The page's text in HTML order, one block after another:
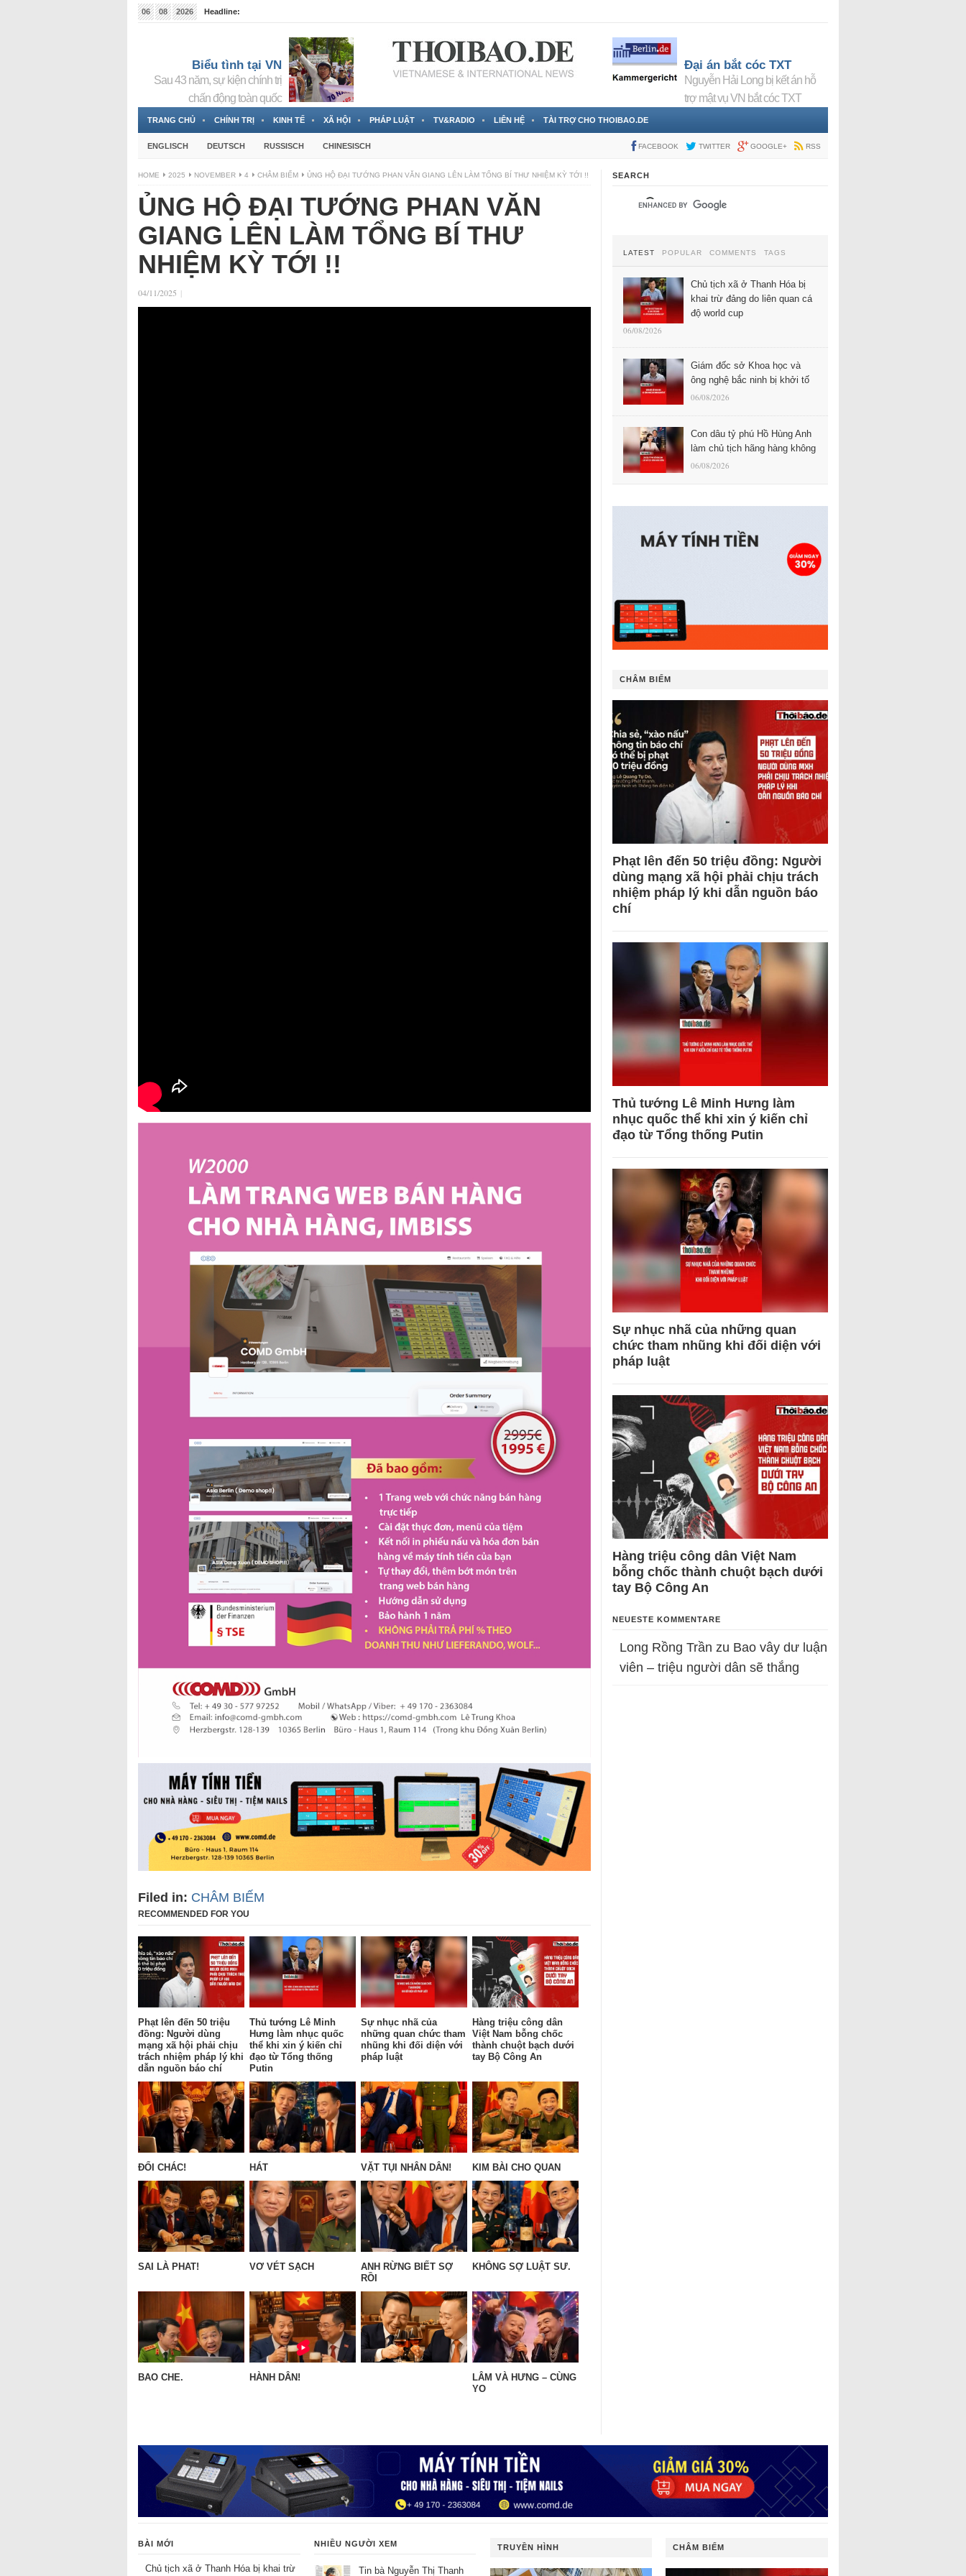
06 08 2026
Headline:
Biểu tình tại VN
Sau 43 năm, sự kiện chính trị
chấn động toàn quốc
Đại án bắt cóc TXT
Nguyễn Hải Long bị kết án hỗ
trợ mật vụ VN bắt cóc TXT
TRANG CHỦ CHÍNH TRỊ KINH TẾ XÃ HỘI PHÁP LUẬT TV&RADIO LIÊN HỆ TÀI TRỢ CHO THOIBAO.DE
ENGLISCH DEUTSCH RUSSISCH CHINESISCH FACEBOOK TWITTER GOOGLE+ RSS
HOME 2025 NOVEMBER 4 CHÂM BIẾM ỦNG HỘ ĐẠI TƯỚNG PHAN VĂN GIANG LÊN LÀM TỔNG BÍ THƯ NHIỆM KỲ TỚI !!
ỦNG HỘ ĐẠI TƯỚNG PHAN VĂN
GIANG LÊN LÀM TỔNG BÍ THƯ
NHIỆM KỲ TỚI !!
04/11/2025 |
Filed in: CHÂM BIẾM
RECOMMENDED FOR YOU
Phạt lên đến 50 triệu
đồng: Người dùng
mạng xã hội phải chịu
trách nhiệm pháp lý khi
dẫn nguồn báo chí
Thủ tướng Lê Minh
Hưng làm nhục quốc
thể khi xin ý kiến chỉ
đạo từ Tổng thống
Putin
Sự nhục nhã của
những quan chức tham
nhũng khi đối diện với
pháp luật
Hàng triệu công dân
Việt Nam bỗng chốc
thành chuột bạch dưới
tay Bộ Công An
ĐỔI CHÁC! HÁT VẶT TỤI NHÂN DÂN! KIM BÀI CHO QUAN
SAI LÀ PHAT! VƠ VÉT SẠCH
ANH RỪNG BIẾT SỢ
RỒI
KHÔNG SỢ LUẬT SƯ.
BAO CHE. HÀNH DÂN!
LÂM VÀ HƯNG – CÙNG
YO
SEARCH
LATEST POPULAR COMMENTS TAGS
Chủ tịch xã ở Thanh Hóa bị
khai trừ đảng do liên quan cá
độ world cup
06/08/2026
Giám đốc sở Khoa học và
ông nghệ bắc ninh bị khởi tố
06/08/2026
Con dâu tỷ phú Hồ Hùng Anh
làm chủ tịch hãng hàng không
06/08/2026
CHÂM BIẾM
Phạt lên đến 50 triệu đồng: Người
dùng mạng xã hội phải chịu trách
nhiệm pháp lý khi dẫn nguồn báo
chí
Thủ tướng Lê Minh Hưng làm
nhục quốc thể khi xin ý kiến chỉ
đạo từ Tổng thống Putin
Sự nhục nhã của những quan
chức tham nhũng khi đối diện với
pháp luật
Hàng triệu công dân Việt Nam
bỗng chốc thành chuột bạch dưới
tay Bộ Công An
NEUESTE KOMMENTARE
Long Rồng Trần zu Bao vây dư luận
viên – triệu người dân sẽ thắng
BÀI MỚI
Chủ tịch xã ở Thanh Hóa bị khai trừ
NHIỀU NGƯỜI XEM
Tin bà Nguyễn Thị Thanh
TRUYỀN HÌNH CHÂM BIẾM